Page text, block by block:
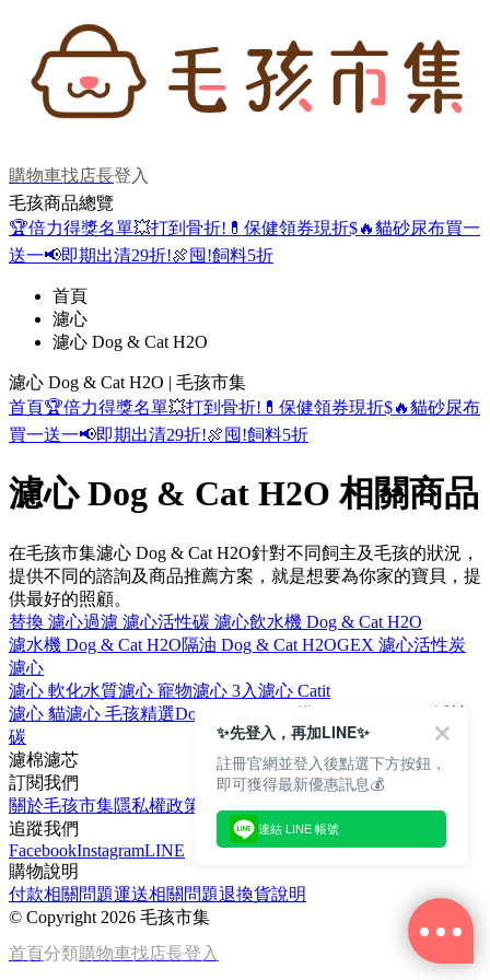
購物車找店長登入
毛孩商品總覽
🏆倍力得獎名單💥打到骨折! 💊保健領券現折$🔥貓砂尿布買一
送一📢即期出清29折!🍖囤!飼料5折
首頁
濾心
濾心 Dog & Cat H2O
濾心 Dog & Cat H2O | 毛孩市集
首頁🏆倍力得獎名單💥打到骨折! 💊保健領券現折$🔥貓砂尿布
買一送一📢即期出清29折!🍖囤!飼料5折
濾心 Dog & Cat H2O 相關商品
在毛孩市集濾心 Dog & Cat H2O針對不同飼主及毛孩的狀況，
提供不同的諮詢及商品推薦方案，就是想要為你家的寶貝，提
供最好的照顧。
替換 濾心過濾 濾心活性碳 濾心飲水機 Dog & Cat H2O
濾水機 Dog & Cat H2O隔油 Dog & Cat H2OGEX 濾心活性炭
濾心
濾心 軟化水質濾心 寵物濾心 3入濾心 Catit
濾心 貓濾心 毛孩精選Dog & Cat H2O 貓
碳
濾棉濾芯
訂閱我們
關於毛孩市集隱私權政策
追蹤我們
FacebookInstagramLINE
購物說明
付款相關問題運送相關問題退換貨說明
© Copyright 2026 毛孩市集
首頁分類購物車找店長登入
✨先登入，再加LINE✨
註冊官網並登入後點選下方按鈕，
即可獲得最新優惠訊息💰
連結 LINE 帳號